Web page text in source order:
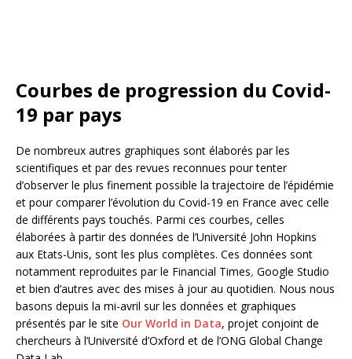
Courbes de progression du Covid-
19 par pays
De nombreux autres graphiques sont élaborés par les
scientifiques et par des revues reconnues pour tenter
d’observer le plus finement possible la trajectoire de l’épidémie
et pour comparer l’évolution du Covid-19 en France avec celle
de différents pays touchés. Parmi ces courbes, celles
élaborées à partir des données de l’Université John Hopkins
aux Etats-Unis, sont les plus complètes. Ces données sont
notamment reproduites par le Financial Times, Google Studio
et bien d’autres avec des mises à jour au quotidien. Nous nous
basons depuis la mi-avril sur les données et graphiques
présentés par le site Our World in Data, projet conjoint de
chercheurs à l’Université d’Oxford et de l’ONG Global Change